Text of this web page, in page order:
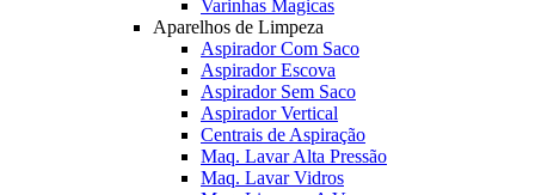
Varinhas Magicas
Aparelhos de Limpeza
Aspirador Com Saco
Aspirador Escova
Aspirador Sem Saco
Aspirador Vertical
Centrais de Aspiração
Maq. Lavar Alta Pressão
Maq. Lavar Vidros